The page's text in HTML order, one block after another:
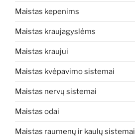
Maistas kepenims
Maistas kraujagyslėms
Maistas kraujui
Maistas kvėpavimo sistemai
Maistas nervų sistemai
Maistas odai
Maistas raumenų ir kaulų sistemai